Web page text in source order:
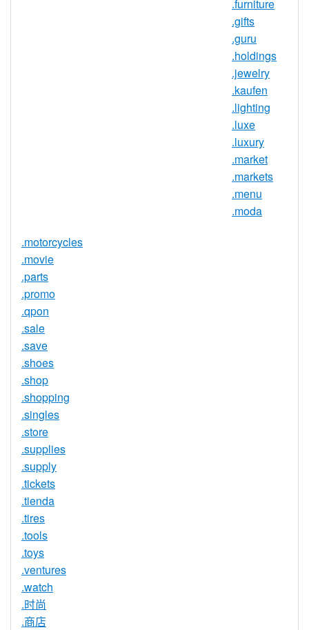
.furniture
.gifts
.guru
.holdings
.jewelry
.kaufen
.lighting
.luxe
.luxury
.market
.markets
.menu
.moda
.motorcycles
.movie
.parts
.promo
.qpon
.sale
.save
.shoes
.shop
.shopping
.singles
.store
.supplies
.supply
.tickets
.tienda
.tires
.tools
.toys
.ventures
.watch
.时尚
.商店